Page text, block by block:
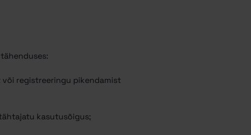
või registreeringu pikendamist
kasutusõigus;